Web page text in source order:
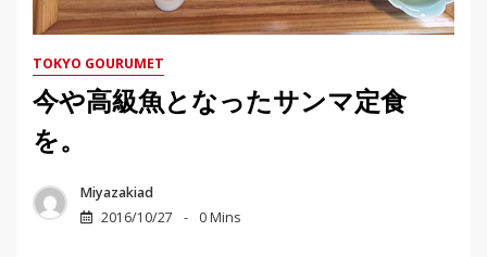
TOKYO GOURUMET
今や高級魚となったサンマ定食
を。
Miyazakiad
2016/10/27
0 Mins